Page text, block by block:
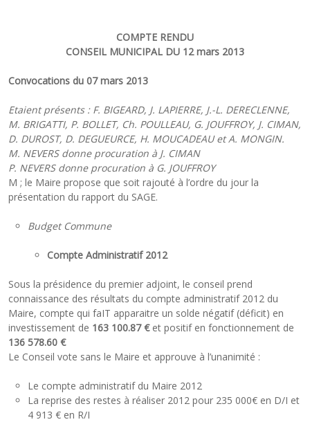
COMPTE RENDU
CONSEIL MUNICIPAL DU 12 mars 2013
Convocations du 07 mars 2013
Etaient présents : F. BIGEARD, J. LAPIERRE, J.-L. DERECLENNE,
M. BRIGATTI, P. BOLLET, Ch. POULLEAU, G. JOUFFROY, J. CIMAN,
D. DUROST, D. DEGUEURCE, H. MOUCADEAU et A. MONGIN.
M. NEVERS donne procuration à J. CIMAN
P. NEVERS donne procuration à G. JOUFFROY
M ; le Maire propose que soit rajouté à l’ordre du jour la
présentation du rapport du SAGE.
Budget Commune
Compte Administratif 2012
Sous la présidence du premier adjoint, le conseil prend
connaissance des résultats du compte administratif 2012 du
Maire, compte qui faIT apparaitre un solde négatif (déficit) en
investissement de 163 100.87 € et positif en fonctionnement de
136 578.60 €
Le Conseil vote sans le Maire et approuve à l’unanimité :
Le compte administratif du Maire 2012
La reprise des restes à réaliser 2012 pour 235 000€ en D/I et
4 913 € en R/I